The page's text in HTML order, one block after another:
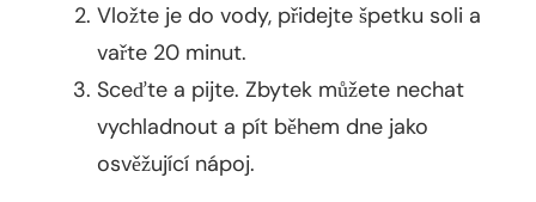
Vložte je do vody, přidejte špetku soli a
vařte 20 minut.
Sceďte a pijte. Zbytek můžete nechat
vychladnout a pít během dne jako
osvěžující nápoj.